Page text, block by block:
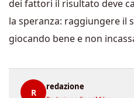
dei fattori il risultato deve
la speranza: raggiungere il
giocando bene e non
R
redazione